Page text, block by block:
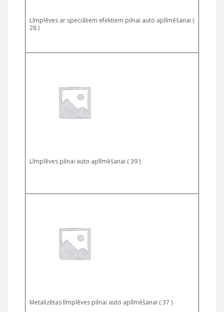
Līmplēves ar speciāliem efektiem pilnai auto aplīmēšanai (
28 )
Līmplēves pilnai auto aplīmēšanai ( 39 )
Metalizētas līmplēves pilnai auto aplīmēšanai ( 37 )